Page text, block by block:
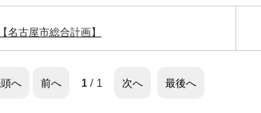
古屋市総合計画】
へ 前へ 1 / 1 次へ 最後へ